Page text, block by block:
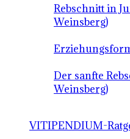
Rebschnitt in
Weinsberg)
Der sanfte
Weinsberg)
VITIPENDIUM-